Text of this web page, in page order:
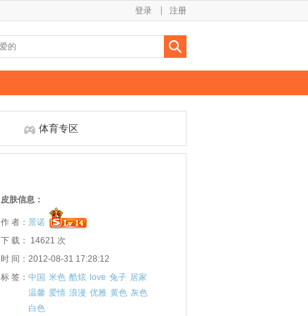
注册
登录
体育专区
皮肤信息：
作 者： 景诺
下 载： 14621 次
时 间：2012-08-31 17:28:12
标 签： 中国 米色 酷炫 love 兔子 居家
温馨 爱情 浪漫 优雅 黄色 灰色
白色